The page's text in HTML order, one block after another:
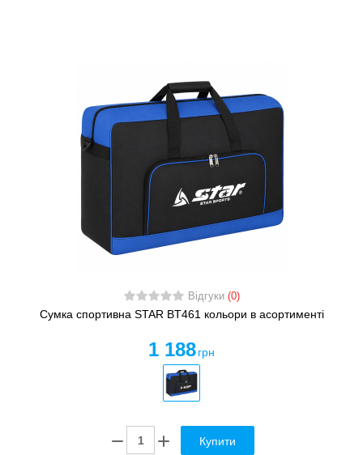
Відгуки (0)
Сумка спортивна STAR BT461 кольори в асортименті
1 188 грн
Купити